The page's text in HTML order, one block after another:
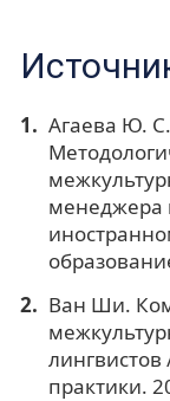
Агаева Ю.
менеджера
Ван Ши.
практики.